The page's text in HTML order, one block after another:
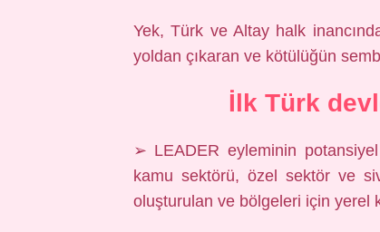
Yek, Türk ve Altay halk
yoldan çıkaran ve kötülüğün
İlk Türk
➢ LEADER eyleminin potansiyel
kamu sektörü, özel sektör ve
oluşturulan ve bölgeleri için yerel